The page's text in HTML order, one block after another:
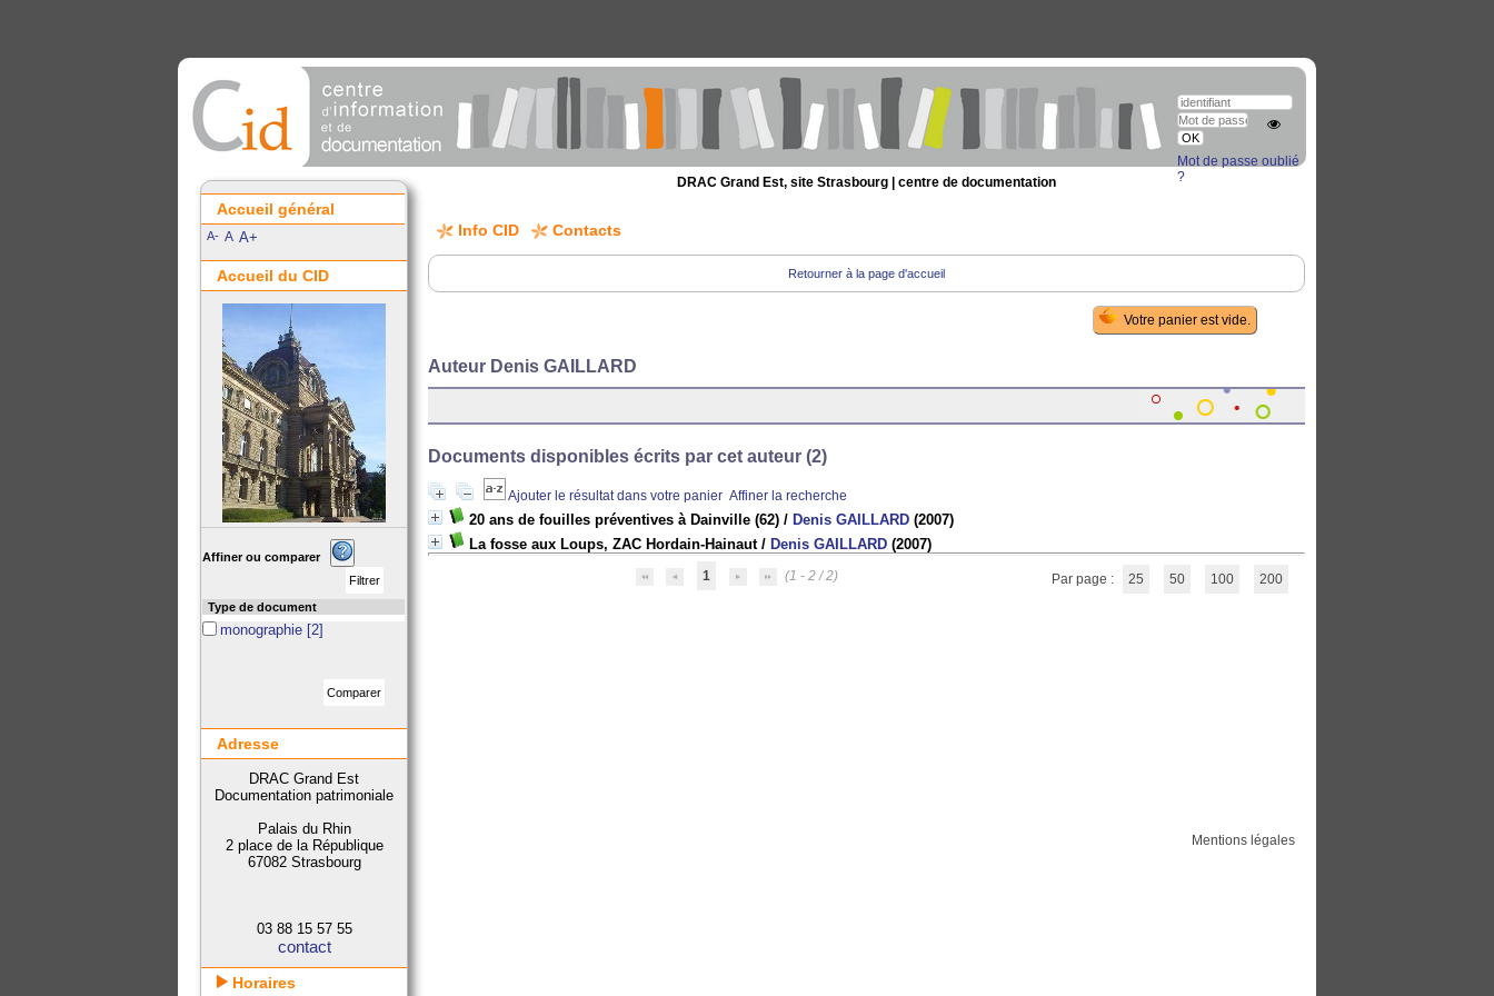
DRAC Grand Est, site Strasbourg | centre de documentation
Info CID Contacts
Retourner à la page d'accueil
Auteur Denis GAILLARD
Documents disponibles écrits par cet auteur (2)
Ajouter le résultat dans votre panier Affiner la recherche
20 ans de fouilles préventives à Dainville (62) / Denis GAILLARD (2007)
La fosse aux Loups, ZAC Hordain-Hainaut/ Denis GAILLARD (2007)
1 (1 - 2 / 2) Par page : 25 50 100 200
Mentions légales
Accueil général
A- A A+
Accueil du CID
Mot de passe oublié
?
Affiner ou comparer
Type de document
monographie [2]
Adresse
DRAC Grand Est
Documentation patrimoniale
Palais du Rhin
2 place de la République
67082 Strasbourg
03 88 15 57 55
contact
Horaires